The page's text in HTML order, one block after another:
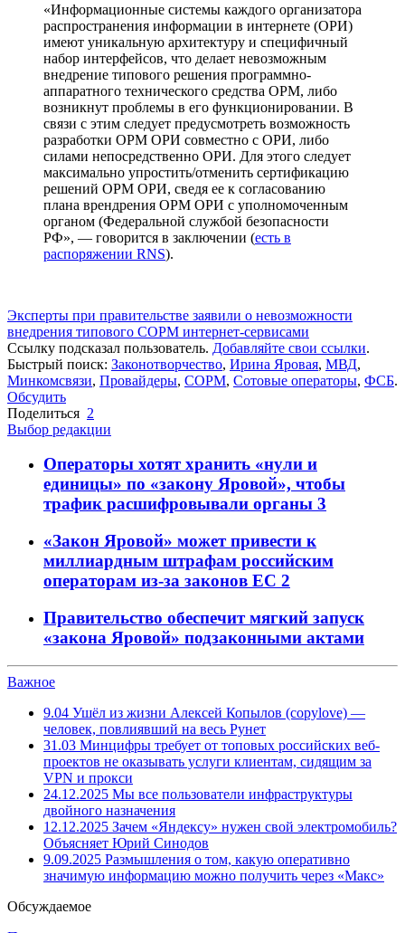
«Информационные системы каждого организатора
распространения информации в интернете (ОРИ)
имеют уникальную архитектуру и специфичный
набор интерфейсов, что делает невозможным
внедрение типового решения программно-
аппаратного технического средства ОРМ, либо
возникнут проблемы в его функционировании. В
связи с этим следует предусмотреть возможность
разработки ОРМ ОРИ совместно с ОРИ, либо
силами непосредственно ОРИ. Для этого следует
максимально упростить/отменить сертификацию
решений ОРМ ОРИ, сведя ее к согласованию
плана врендрения ОРМ ОРИ с уполномоченным
органом (Федеральной службой безопасности
РФ», — говорится в заключении (есть в
распоряжении RNS).
Эксперты при правительстве заявили о невозможности
внедрения типового СОРМ интернет-сервисами
Ссылку подсказал пользователь. Добавляйте свои ссылки.
Быстрый поиск: Законотворчество, Ирина Яровая, МВД,
Минкомсвязи, Провайдеры, СОРМ, Сотовые операторы, ФСБ.
Обсудить
Поделиться 2
Выбор редакции
Операторы хотят хранить «нули и
единицы» по «закону Яровой», чтобы
трафик расшифровывали органы 3
«Закон Яровой» может привести к
миллиардным штрафам российским
операторам из-за законов ЕС 2
Правительство обеспечит мягкий запуск
«закона Яровой» подзаконными актами
Важное
9.04 Ушёл из жизни Алексей Копылов (copylove) —
человек, повлиявший на весь Рунет
31.03 Минцифры требует от топовых российских веб-
проектов не оказывать услуги клиентам, сидящим за
VPN и прокси
24.12.2025 Мы все пользователи инфраструктуры
двойного назначения
12.12.2025 Зачем «Яндексу» нужен свой электромобиль?
Объясняет Юрий Синодов
9.09.2025 Размышления о том, какую оперативно
значимую информацию можно получить через «Макс»
Обсуждаемое